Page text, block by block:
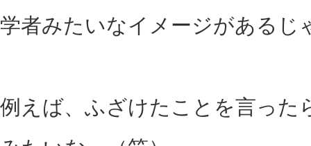
学者みたいなイメージがあるじ
例えば、ふざけたことを言った